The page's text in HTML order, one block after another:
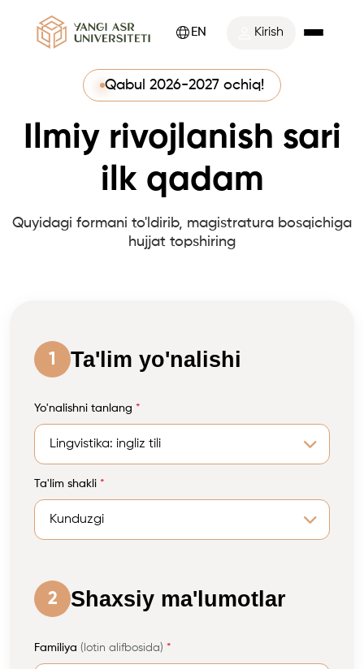
EN Kirish
Qabul 2026-2027 ochiq!
Ilmiy rivojlanish sari
ilk qadam
Quyidagi formani to'ldirib, magistratura bosqichiga
hujjat topshiring
1 Ta'lim yo'nalishi
Yo'nalishni tanlang *
Ta'lim shakli *
2 Shaxsiy ma'lumotlar
Familiya (lotin alifbosida) *